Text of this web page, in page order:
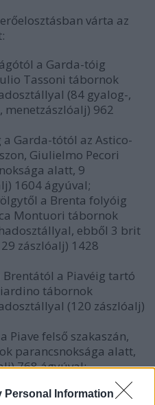
Personal Information
várta az
a Garda-tóig
Tassoni tábornok
(84 gyalog-,
962
a Garda-tótól az Astico-
Giulielmo Pecori
alatt, 9
1604 ágyúval;
a Brenta folyóig
Montuori tábornok
ebből 3 brit
zászlóalj) 1428
Brentától a Piavéig tartó
tábornok
(120 zászlóalj)
Piave felső szakaszán,
parancsnoksága alatt,
768 ágyúval;
alsó, főszakaszán az
alatt, 7 hadosztállyal